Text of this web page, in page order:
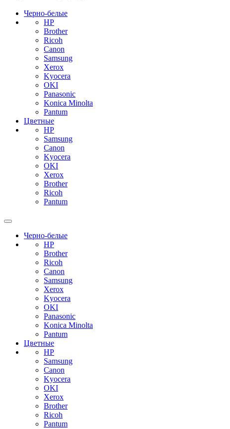
Черно-белые
HP
Brother
Ricoh
Canon
Samsung
Xerox
Kyocera
OKI
Panasonic
Konica Minolta
Pantum
Цветные
HP
Samsung
Canon
Kyocera
OKI
Xerox
Brother
Ricoh
Pantum
Черно-белые
HP
Brother
Ricoh
Canon
Samsung
Xerox
Kyocera
OKI
Panasonic
Konica Minolta
Pantum
Цветные
HP
Samsung
Canon
Kyocera
OKI
Xerox
Brother
Ricoh
Pantum